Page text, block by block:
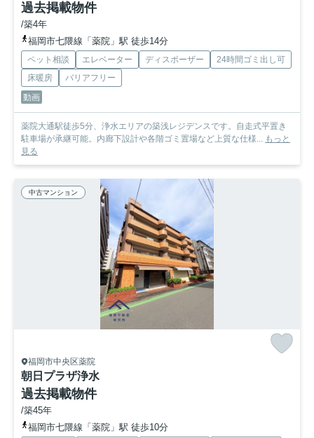
過去掲載物件
/築4年
福岡市七隈線「薬院」駅 徒歩14分
ペット相談 エレベーター ディスポーザー
24時間ゴミ出し可
床暖房
バリアフリー
動画
薬院大通駅徒歩5分、浄水エリアの築浅レジデンスです。自走式平置き
駐車場が承継可能。内廊下設計や各階ゴミ置場など上質な仕様... もっと
見る
中古マンション
福岡市中央区薬院
朝日プラザ浄水
過去掲載物件
/築45年
福岡市七隈線「薬院」駅 徒歩10分